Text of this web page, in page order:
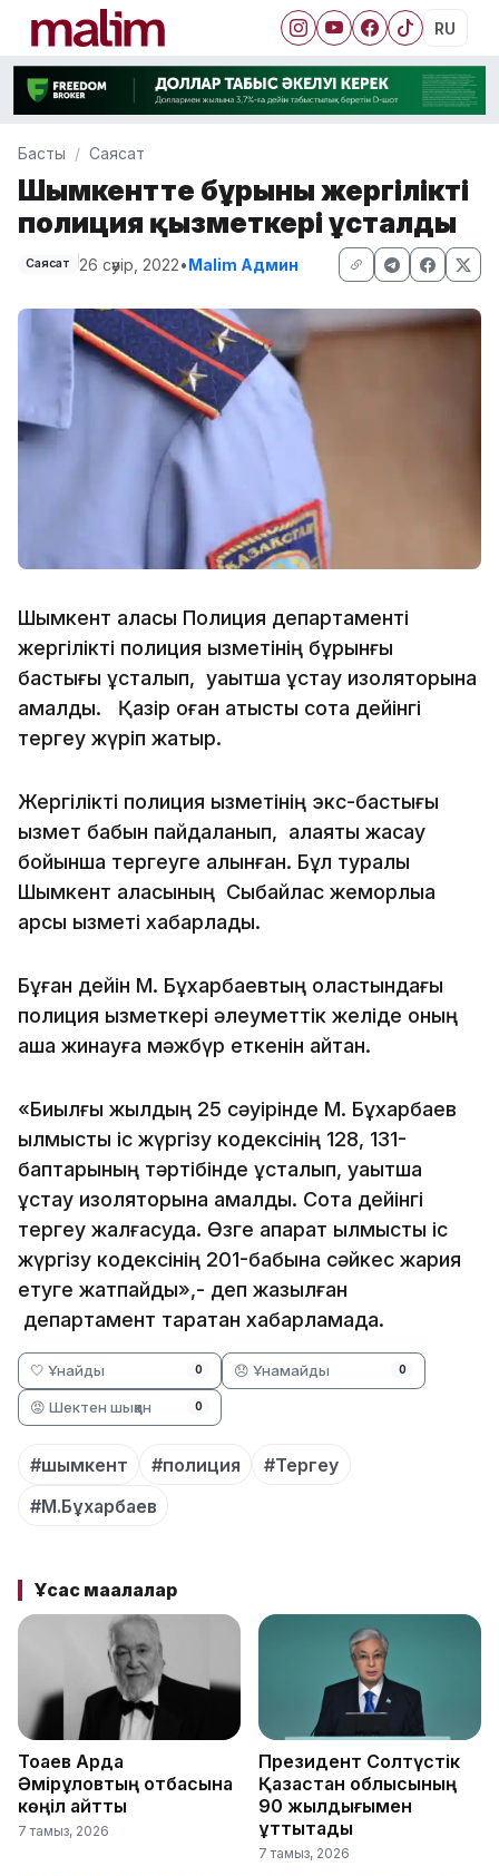
RU
Басты Саясат
Шымкентте бұрынғы жергілікті
полиция қызметкері ұсталды
Саясат 26 сәуір, 2022•Malim Админ
Шымкент қаласы Полиция департаменті
жергілікті полиция қызметінің бұрынғы
бастығы ұсталып, уақытша ұстау изоляторына
қамалды. Қазір оған қатысты сотқа дейінгі
тергеу жүріп жатыр.
Жергілікті полиция қызметінің экс-бастығы
қызмет бабын пайдаланып, алаяқтық жасау
бойынша тергеуге алынған. Бұл туралы
Шымкент қаласының Сыбайлас жемқорлыққа
қарсы қызметі хабарлады.
Бұған дейін М. Бұхарбаевтың қоластындағы
полиция қызметкері әлеуметтік желіде оның
ақша жинауға мәжбүр еткенін айтқан.
«Биылғы жылдың 25 сәуірінде М. Бұхарбаев
қылмыстық іс жүргізу кодексінің 128, 131-
баптарының тәртібінде ұсталып, уақытша
ұстау изоляторына қамалды. Сотқа дейінгі
тергеу жалғасуда. Өзге ақпарат қылмыстық іс
жүргізу кодексінің 201-бабына сәйкес жария
етуге жатпайды»,- деп жазылған
департамент таратқан хабарламада.
🤍 Ұнайды 0 😞 Ұнамайды 0
😡 Шектен шыққан 0
#шымкент #полиция
#Тергеу
#М.Бұхарбаев
Ұқсас мақалалар
Тоқаев Ардақ
Әмірқұловтың отбасына
көңіл айтты
7 тамыз, 2026
Президент Солтүстік
Қазақстан облысының
90 жылдығымен
құттықтады
7 тамыз, 2026